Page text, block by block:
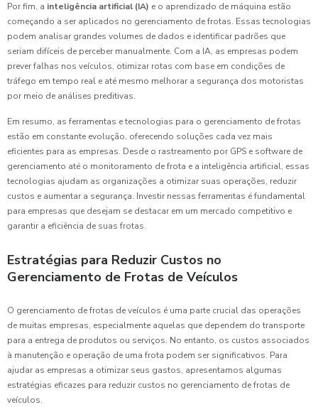
Por fim, a inteligência artificial (IA) e o aprendizado de máquina estão
começando a ser aplicados no gerenciamento de frotas. Essas tecnologias
podem analisar grandes volumes de dados e identificar padrões que
seriam difíceis de perceber manualmente. Com a IA, as empresas podem
prever falhas nos veículos, otimizar rotas com base em condições de
tráfego em tempo real e até mesmo melhorar a segurança dos motoristas
por meio de análises preditivas.
Em resumo, as ferramentas e tecnologias para o gerenciamento de frotas
estão em constante evolução, oferecendo soluções cada vez mais
eficientes para as empresas. Desde o rastreamento por GPS e software de
gerenciamento até o monitoramento de frota e a inteligência artificial, essas
tecnologias ajudam as organizações a otimizar suas operações, reduzir
custos e aumentar a segurança. Investir nessas ferramentas é fundamental
para empresas que desejam se destacar em um mercado competitivo e
garantir a eficiência de suas frotas.
Estratégias para Reduzir Custos no
Gerenciamento de Frotas de Veículos
O gerenciamento de frotas de veículos é uma parte crucial das operações
de muitas empresas, especialmente aquelas que dependem do transporte
para a entrega de produtos ou serviços. No entanto, os custos associados
à manutenção e operação de uma frota podem ser significativos. Para
ajudar as empresas a otimizar seus gastos, apresentamos algumas
estratégias eficazes para reduzir custos no gerenciamento de frotas de
veículos.